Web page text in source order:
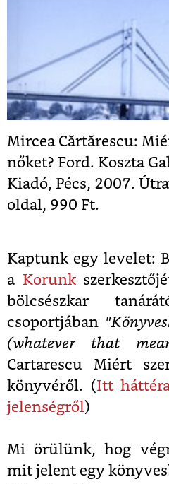
Mircea Cărtărescu:
nőket? Ford. Koszta
Kiadó, Pécs, 2007.
oldal, 990 Ft.
Kaptunk egy levelet:
a Korunk
bölcsészkar
csoportjában
(whatever that
Cartarescu Miért
könyvéről. (Itt
jelenségről)
Mi örülünk, hog
mit jelent egy